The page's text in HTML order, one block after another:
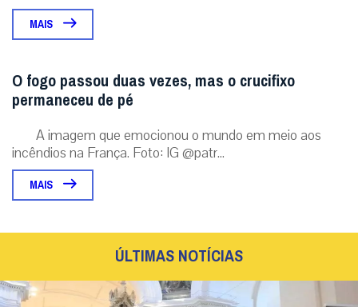
MAIS
O fogo passou duas vezes, mas o crucifixo
permaneceu de pé
A imagem que emocionou o mundo em meio aos
incêndios na França. Foto: IG @patr...
MAIS
ÚLTIMAS NOTÍCIAS